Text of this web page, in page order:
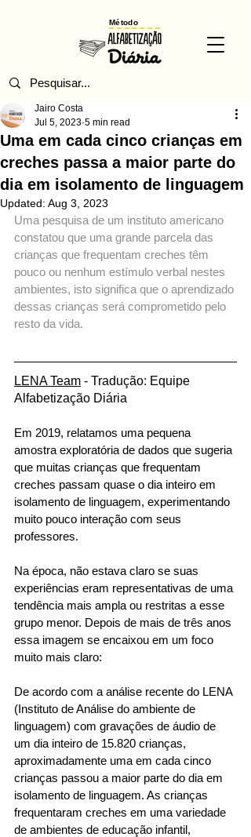
Método
Uma em cada cinco crianças em
creches passa a maior parte do
dia em isolamento de linguagem
Jairo Costa
Jul 5, 2023 5 min read
Updated: Aug 3, 2023
Uma pesquisa de um instituto americano
constatou que uma grande parcela das
crianças que frequentam creches têm
pouco ou nenhum estímulo verbal nestes
ambientes, isto significa que o aprendizado
dessas crianças será comprometido pelo
resto da vida.
LENA Team - Tradução: Equipe
Alfabetização Diária
Em 2019, relatamos uma pequena
amostra exploratória de dados que sugeria
que muitas crianças que frequentam
creches passam quase o dia inteiro em
isolamento de linguagem, experimentando
muito pouco interação com seus
professores.
Na época, não estava claro se suas
experiências eram representativas de uma
tendência mais ampla ou restritas a esse
grupo menor. Depois de mais de três anos
essa imagem se encaixou em um foco
muito mais claro:
De acordo com a análise recente do LENA
(Instituto de Análise do ambiente de
linguagem) com gravações de áudio de
um dia inteiro de 15.820 crianças,
aproximadamente uma em cada cinco
crianças passou a maior parte do dia em
isolamento de linguagem. As crianças
frequentaram creches em uma variedade
de ambientes de educação infantil,